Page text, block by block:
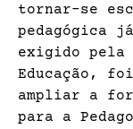
tornar-se
pedagógica
exigido pela
Educação,
ampliar a
para a